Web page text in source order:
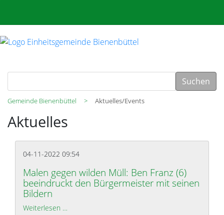
Suchen
Gemeinde Bienenbüttel Aktuelles/Events
Aktuelles
04-11-2022 09:54
Malen gegen wilden Müll: Ben Franz (6)
beeindruckt den Bürgermeister mit seinen
Bildern
Weiterlesen …